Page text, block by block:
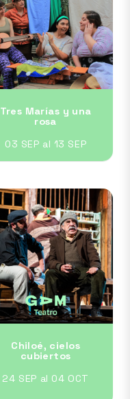
Tres Marías y una
rosa
03 SEP al 13 SEP
Chiloé, cielos
cubiertos
24 SEP al 04 OCT